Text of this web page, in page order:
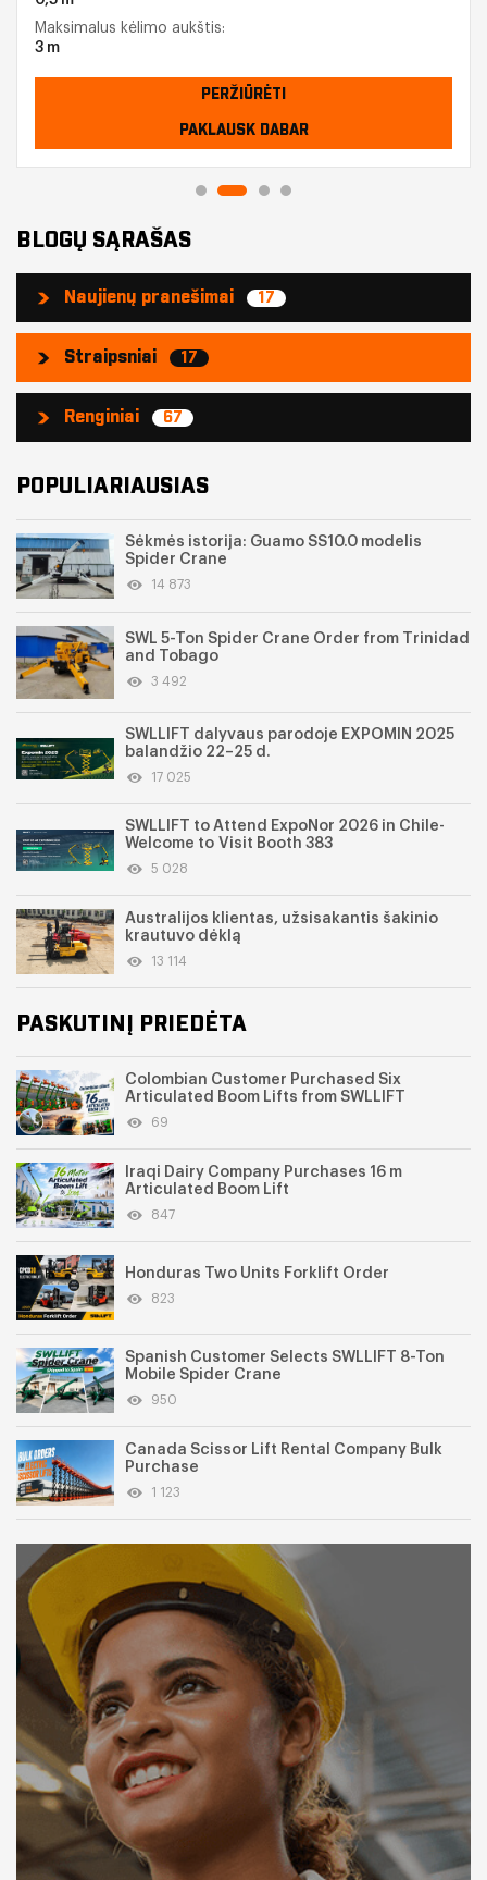
Maksimalus kėlimo aukštis:
3 m
PERŽIŪRĖTI
PAKLAUSK DABAR
BLOGŲ SĄRAŠAS
Naujienų pranešimai 17
Straipsniai 17
Renginiai 67
POPULIARIAUSIAS
Sėkmės istorija: Guamo SS10.0 modelis
Spider Crane
14 873
SWL 5-Ton Spider Crane Order from Trinidad
and Tobago
3 492
SWLLIFT dalyvaus parodoje EXPOMIN 2025
balandžio 22–25 d.
17 025
SWLLIFT to Attend ExpoNor 2026 in Chile-
Welcome to Visit Booth 383
5 028
Australijos klientas, užsisakantis šakinio
krautuvo dėklą
13 114
PASKUTINĮ PRIEDĖTA
Colombian Customer Purchased Six
Articulated Boom Lifts from SWLLIFT
69
Iraqi Dairy Company Purchases 16 m
Articulated Boom Lift
847
Honduras Two Units Forklift Order
823
Spanish Customer Selects SWLLIFT 8-Ton
Mobile Spider Crane
950
Canada Scissor Lift Rental Company Bulk
Purchase
1 123